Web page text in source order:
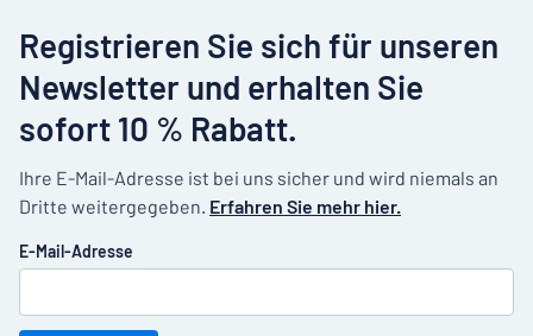
Registrieren Sie sich für unseren
Newsletter und erhalten Sie
sofort 10 % Rabatt.
Ihre E-Mail-Adresse ist bei uns sicher und wird niemals an
Dritte weitergegeben. Erfahren Sie mehr hier.
E-Mail-Adresse